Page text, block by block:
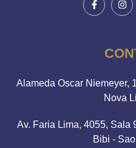
Alameda Oscar Niemeyer,
Nova
Av. Faria Lima, 4055, Sala
Bibi -